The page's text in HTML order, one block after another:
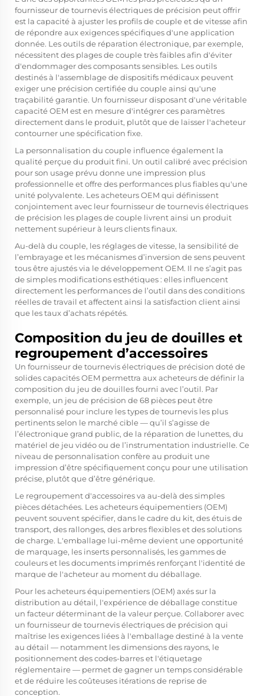
fournisseur de tournevis électriques de précision peut offrir
est la capacité à ajuster les profils de couple et de vitesse afin
de répondre aux exigences spécifiques d'une application
donnée. Les outils de réparation électronique, par exemple,
nécessitent des plages de couple très faibles afin d'éviter
d'endommager des composants sensibles. Les outils
destinés à l'assemblage de dispositifs médicaux peuvent
exiger une précision certifiée du couple ainsi qu'une
traçabilité garantie. Un fournisseur disposant d'une véritable
capacité OEM est en mesure d'intégrer ces paramètres
directement dans le produit, plutôt que de laisser l'acheteur
contourner une spécification fixe.
La personnalisation du couple influence également la
qualité perçue du produit fini. Un outil calibré avec précision
pour son usage prévu donne une impression plus
professionnelle et offre des performances plus fiables qu'une
unité polyvalente. Les acheteurs OEM qui définissent
conjointement avec leur fournisseur de tournevis électriques
de précision les plages de couple livrent ainsi un produit
nettement supérieur à leurs clients finaux.
Au-delà du couple, les réglages de vitesse, la sensibilité de
l’embrayage et les mécanismes d’inversion de sens peuvent
tous être ajustés via le développement OEM. Il ne s’agit pas
de simples modifications esthétiques : elles influencent
directement les performances de l’outil dans des conditions
réelles de travail et affectent ainsi la satisfaction client ainsi
que les taux d’achats répétés.
Composition du jeu de douilles et
regroupement d’accessoires
Un fournisseur de tournevis électriques de précision doté de
solides capacités OEM permettra aux acheteurs de définir la
composition du jeu de douilles fourni avec l’outil. Par
exemple, un jeu de précision de 68 pièces peut être
personnalisé pour inclure les types de tournevis les plus
pertinents selon le marché cible — qu’il s’agisse de
l’électronique grand public, de la réparation de lunettes, du
matériel de jeu vidéo ou de l’instrumentation industrielle. Ce
niveau de personnalisation confère au produit une
impression d’être spécifiquement conçu pour une utilisation
précise, plutôt que d’être générique.
Le regroupement d'accessoires va au-delà des simples
pièces détachées. Les acheteurs équipementiers (OEM)
peuvent souvent spécifier, dans le cadre du kit, des étuis de
transport, des rallonges, des arbres flexibles et des solutions
de charge. L'emballage lui-même devient une opportunité
de marquage, les inserts personnalisés, les gammes de
couleurs et les documents imprimés renforçant l'identité de
marque de l'acheteur au moment du déballage.
Pour les acheteurs équipementiers (OEM) axés sur la
distribution au détail, l'expérience de déballage constitue
un facteur déterminant de la valeur perçue. Collaborer avec
un fournisseur de tournevis électriques de précision qui
maîtrise les exigences liées à l'emballage destiné à la vente
au détail — notamment les dimensions des rayons, le
positionnement des codes-barres et l'étiquetage
réglementaire — permet de gagner un temps considérable
et de réduire les coûteuses itérations de reprise de
conception.